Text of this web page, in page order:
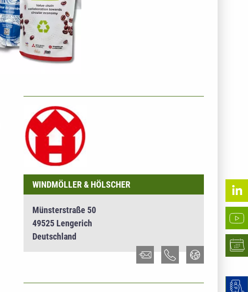
WINDMÖLLER & HÖLSCHER
Münsterstraße 50
49525 Lengerich
Deutschland